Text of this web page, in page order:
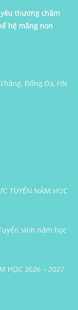
thương chăm
hệ măng non
Đống Đa, HN
TUYẾN NĂM HỌC
sinh năm học
HỌC 2026 – 2027